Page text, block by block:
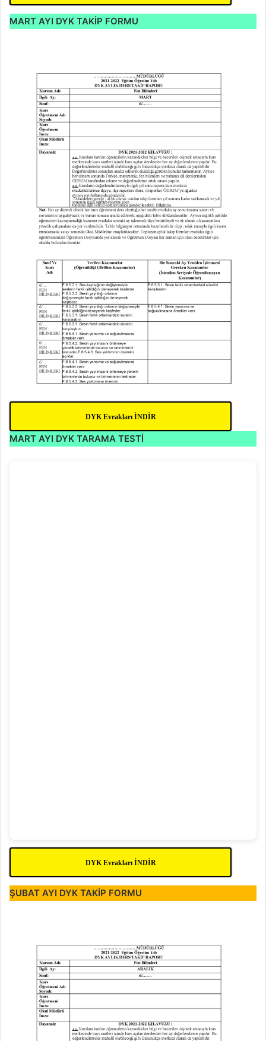
MART AYI DYK TAKİP FORMU
DYK Evrakları İNDİR
MART AYI DYK TARAMA TESTİ
DYK Evrakları İNDİR
ŞUBAT AYI DYK TAKİP FORMU